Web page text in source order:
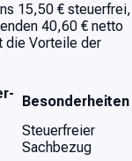
15,50 € steuerfrei,
40,60 € netto
die Vorteile der
Besonderheiten
Steuerfreier
Sachbezug